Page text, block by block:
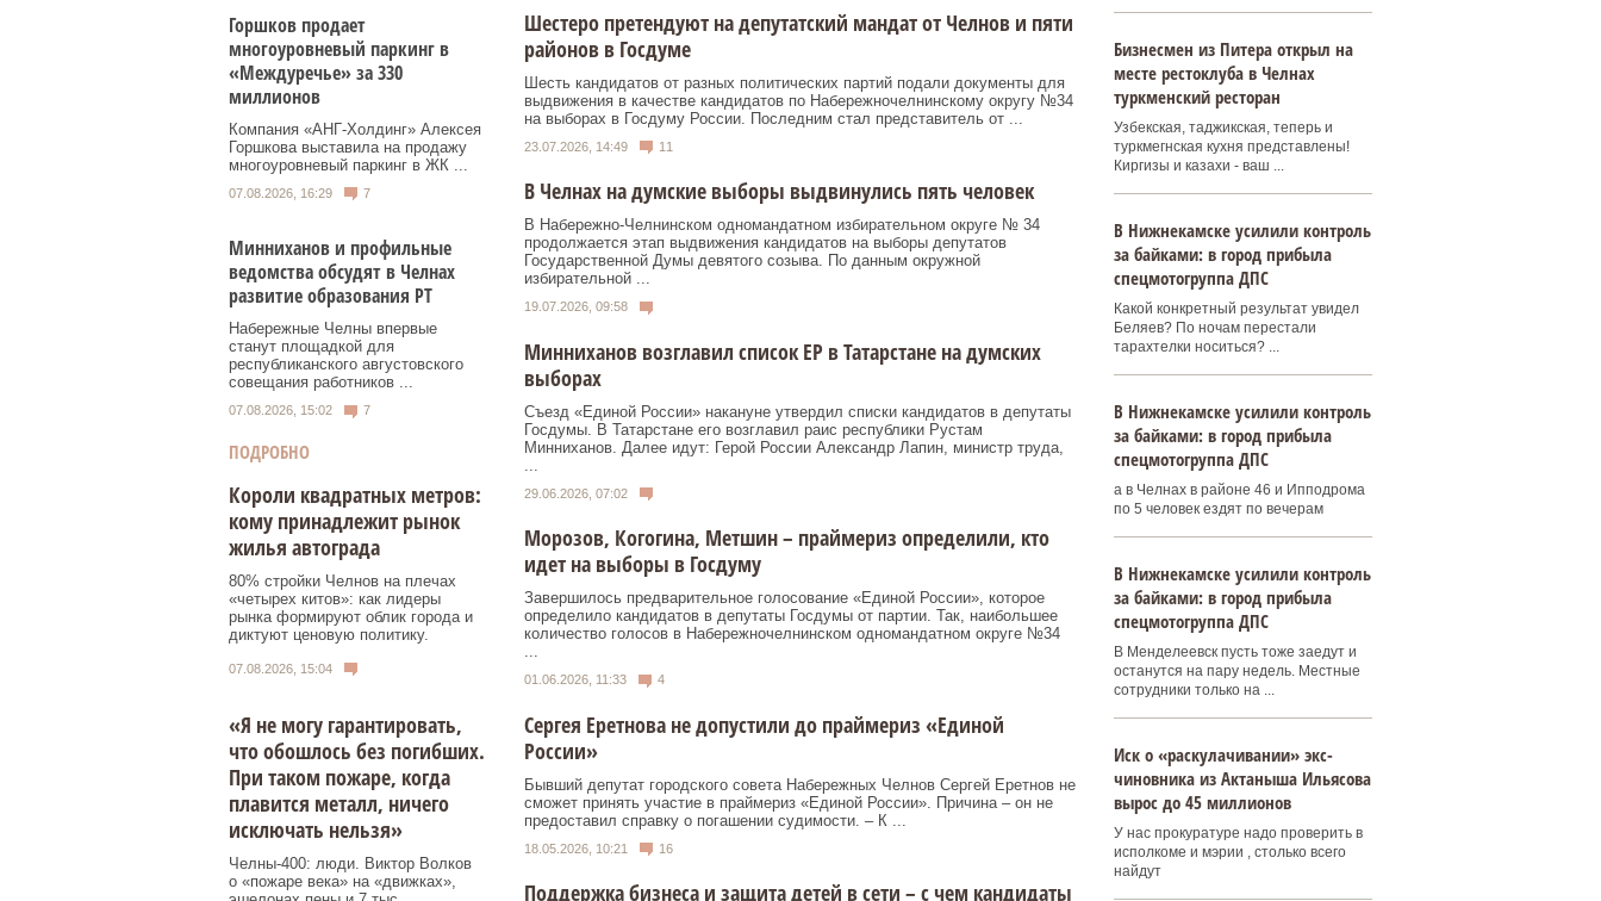
Горшков продает
многоуровневый паркинг в
«Междуречье» за 330
миллионов
Компания «АНГ-Холдинг» Алексея
Горшкова выставила на продажу
многоуровневый паркинг в ЖК ...
07.08.2026, 16:29 7
Минниханов и профильные
ведомства обсудят в Челнах
развитие образования РТ
Набережные Челны впервые
станут площадкой для
республиканского августовского
совещания работников ...
07.08.2026, 15:02 7
ПОДРОБНО
Короли квадратных метров:
кому принадлежит рынок
жилья автограда
80% стройки Челнов на плечах
«четырех китов»: как лидеры
рынка формируют облик города и
диктуют ценовую политику.
07.08.2026, 15:04
«Я не могу гарантировать,
что обошлось без погибших.
При таком пожаре, когда
плавится металл, ничего
исключать нельзя»
Челны-400: люди. Виктор Волков
о «пожаре века» на «движках»,
Шестеро претендуют на депутатский мандат от Челнов и пяти
районов в Госдуме
Шесть кандидатов от разных политических партий подали документы для
выдвижения в качестве кандидатов по Набережночелнинскому округу №34
на выборах в Госдуму России. Последним стал представитель от ...
23.07.2026, 14:49 11
В Челнах на думские выборы выдвинулись пять человек
В Набережно‑Челнинском одномандатном избирательном округе № 34
продолжается этап выдвижения кандидатов на выборы депутатов
Государственной Думы девятого созыва. По данным окружной
избирательной ...
19.07.2026, 09:58
Минниханов возглавил список ЕР в Татарстане на думских
выборах
Съезд «Единой России» накануне утвердил списки кандидатов в депутаты
Госдумы. В Татарстане его возглавил раис республики Рустам
Минниханов. Далее идут: Герой России Александр Лапин, министр труда,
29.06.2026, 07:02
Морозов, Когогина, Метшин – праймериз определили, кто
идет на выборы в Госдуму
Завершилось предварительное голосование «Единой России», которое
определило кандидатов в депутаты Госдумы от партии. Так, наибольшее
количество голосов в Набережночелнинском одномандатном округе №34
...
01.06.2026, 11:33 4
Сергея Еретнова не допустили до праймериз «Единой
России»
Бывший депутат городского совета Набережных Челнов Сергей Еретнов не
сможет принять участие в праймериз «Единой России». Причина – он не
предоставил справку о погашении судимости. – К ...
18.05.2026, 10:21 16
Поддержка бизнеса и защита детей в сети – с чем кандидаты
Бизнесмен из Питера открыл на
месте рестоклуба в Челнах
туркменский ресторан
Узбекская, таджикская, теперь и
туркмегнская кухня представлены!
Киргизы и казахи - ваш ...
В Нижнекамске усилили контроль
за байками: в город прибыла
спецмотогруппа ДПС
Какой конкретный результат увидел
Беляев? По ночам перестали
тарахтелки носиться? ...
В Нижнекамске усилили контроль
за байками: в город прибыла
спецмотогруппа ДПС
а в Челнах в районе 46 и Ипподрома
по 5 человек ездят по вечерам
В Нижнекамске усилили контроль
за байками: в город прибыла
спецмотогруппа ДПС
В Менделеевск пусть тоже заедут и
останутся на пару недель. Местные
сотрудники только на ...
Иск о «раскулачивании» экс-
чиновника из Актаныша Ильясова
вырос до 45 миллионов
У нас прокуратуре надо проверить в
исполкоме и мэрии , столько всего
найдут